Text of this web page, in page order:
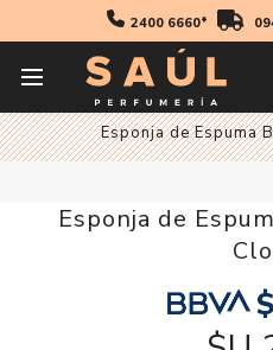
2400 6660*
Maquillaje Rostro
Esponja de Espuma
Esponja de